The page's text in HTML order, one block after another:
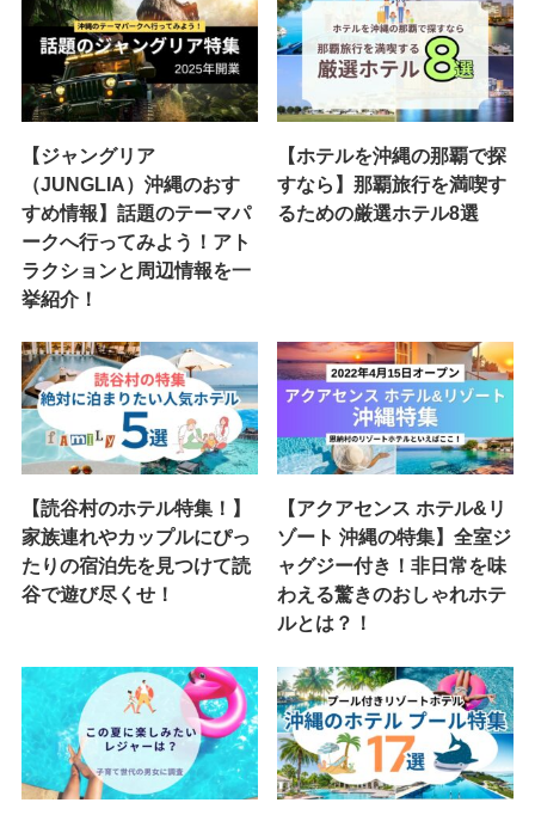
【ジャングリア
（JUNGLIA）沖縄のおす
すめ情報】話題のテーマパ
ークへ行ってみよう！アト
ラクションと周辺情報を一
挙紹介！
【ホテルを沖縄の那覇で探
すなら】那覇旅行を満喫す
るための厳選ホテル8選
【読谷村のホテル特集！】
家族連れやカップルにぴっ
たりの宿泊先を見つけて読
谷で遊び尽くせ！
【アクアセンス ホテル&リ
ゾート 沖縄の特集】全室ジ
ャグジー付き！非日常を味
わえる驚きのおしゃれホテ
ルとは？！